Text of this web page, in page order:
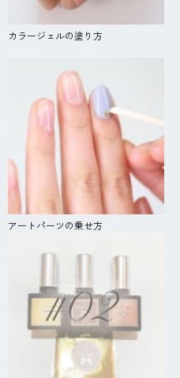
カラージェルの塗り方
アートパーツの乗せ方